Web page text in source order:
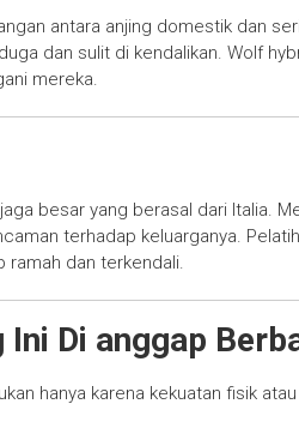
antara anjing domestik dan
dan sulit di kendalikan. Wolf
mereka.
besar yang berasal dari Italia.
terhadap keluarganya.
ramah dan terkendali.
Di anggap
hanya karena kekuatan fisik